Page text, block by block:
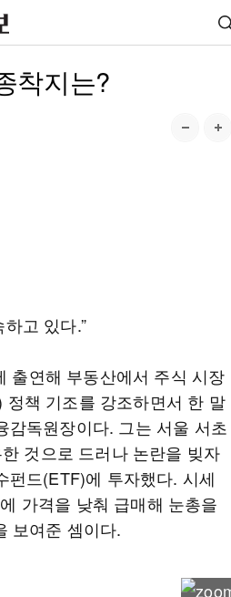
착지는?
고 있다.”
출연해 부동산에서 주식 시장
정책 기조를 강조하면서 한 말
감독원장이다. 그는 서울 서초
것으로 드러나 논란을 빚자
펀드(ETF)에 투자했다. 시세
가격을 낮춰 급매해 눈총을
보여준 셈이다.